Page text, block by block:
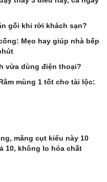
gối khi rời khách sạn?
Mẹo hay giúp nhà bếp
vừa dùng điện thoại?
mùng 1 tốt cho tài lộc:
măng cụt kiểu này 10
10, không lo hóa chất